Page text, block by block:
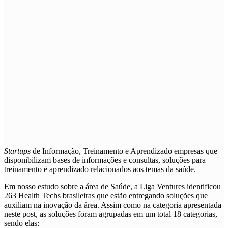
Startups de Informação, Treinamento e Aprendizado empresas que
disponibilizam bases de informações e consultas, soluções para
treinamento e aprendizado relacionados aos temas da saúde.
Em nosso estudo sobre a área de Saúde, a Liga Ventures identificou
263 Health Techs brasileiras que estão entregando soluções que
auxiliam na inovação da área. Assim como na categoria apresentada
neste post, as soluções foram agrupadas em um total 18 categorias,
sendo elas: